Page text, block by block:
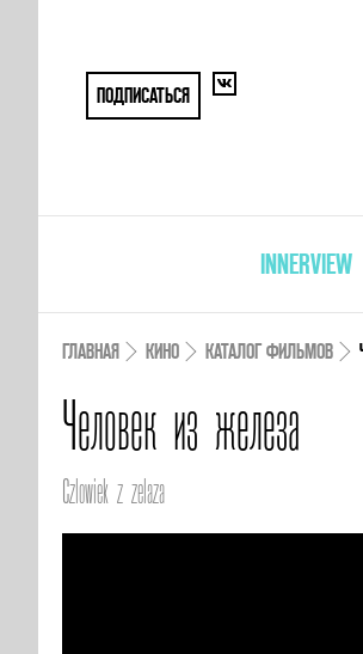
ПОДПИСАТЬСЯ
INNERVIEW
ГЛАВНАЯ КИНО КАТАЛОГ ФИЛЬМОВ
Человек из железа
Czlowiek z zelaza